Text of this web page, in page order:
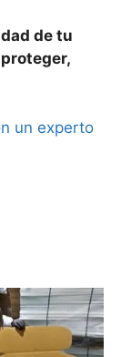
de tu